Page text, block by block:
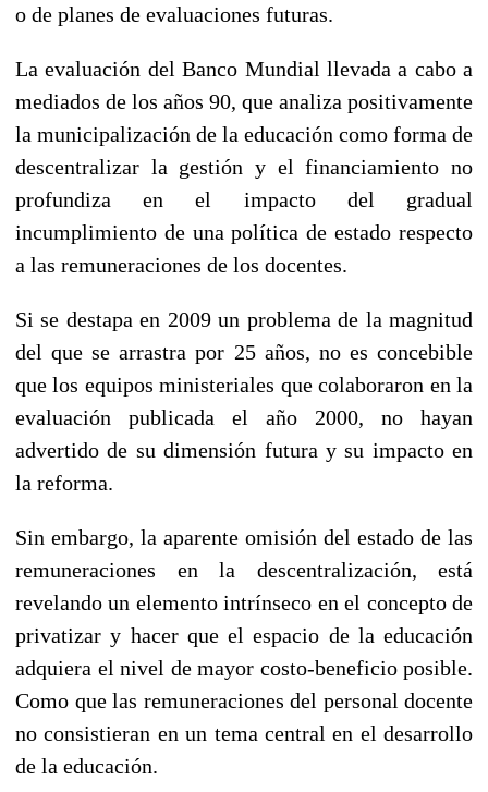
o de planes de evaluaciones futuras.
La evaluación del Banco Mundial llevada a cabo a
mediados de los años 90, que analiza positivamente
la municipalización de la educación como forma de
descentralizar la gestión y el financiamiento no
profundiza en el impacto del gradual
incumplimiento de una política de estado respecto
a las remuneraciones de los docentes.
Si se destapa en 2009 un problema de la magnitud
del que se arrastra por 25 años, no es concebible
que los equipos ministeriales que colaboraron en la
evaluación publicada el año 2000, no hayan
advertido de su dimensión futura y su impacto en
la reforma.
Sin embargo, la aparente omisión del estado de las
remuneraciones en la descentralización, está
revelando un elemento intrínseco en el concepto de
privatizar y hacer que el espacio de la educación
adquiera el nivel de mayor costo-beneficio posible.
Como que las remuneraciones del personal docente
no consistieran en un tema central en el desarrollo
de la educación.